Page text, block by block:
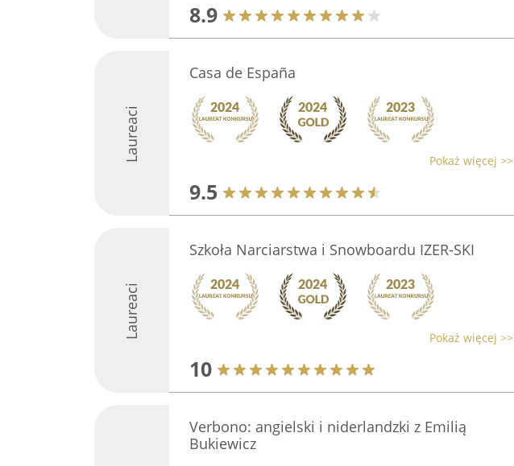
8.9
Laureaci
Casa de España
Pokaż więcej >>
9.5
Laureaci
Szkoła Narciarstwa i Snowboardu IZER-SKI
Pokaż więcej >>
10
Verbono: angielski i niderlandzki z Emilią
Bukiewicz